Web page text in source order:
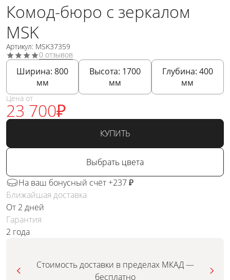
Комод-бюро с зеркалом
MSK
Артикул: MSK37359
0 отзывов
Ширина:800
мм
Высота: 1700
мм
Глубина: 400
мм
Цена от
23 700₽
КУПИТЬ
Выбрать цвета
На ваш бонусный счёт +237 ₽
Ближайшая доставка
От 2 дней
Гарантия
2 года
Стоимость доставки в пределах МКАД —
бесплатно